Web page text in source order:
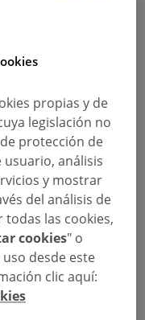
a la
25 de Marzo de 2015
Olaizola , incontinencia
urólogos Gregorio
ofrecerán una
en cáncer de
propias y de
legislación no
protección de
análisis
y mostrar
del análisis de
todas las cookies,
cookies" o
uso desde este
clic aquí: